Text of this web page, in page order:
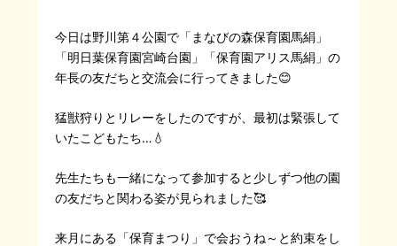
今日は野川第４公園で「まなびの森保育園馬絹」
「明日葉保育園宮崎台園」「保育園アリス馬絹」の
年長の友だちと交流会に行ってきました😊
猛獣狩りとリレーをしたのですが、最初は緊張して
いたこどもたち…💧
先生たちも一緒になって参加すると少しずつ他の園
の友だちと関わる姿が見られました🥰
来月にある「保育まつり」で会おうね～と約束をし